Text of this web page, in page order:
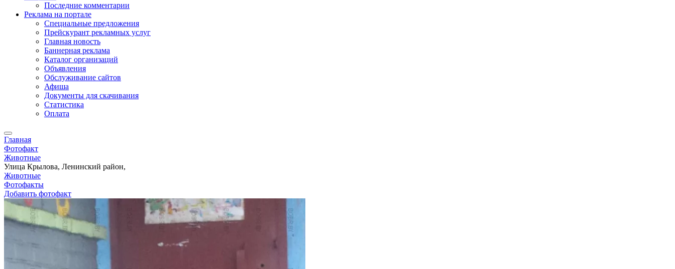
Последние комментарии
Реклама на портале
Специальные предложения
Прейскурант рекламных услуг
Главная новость
Баннерная реклама
Каталог организаций
Объявления
Обслуживание сайтов
Афиша
Документы для скачивания
Статистика
Оплата
Главная
Фотофакт
Животные
Улица Крылова, Ленинский район,
Животные
Фотофакты
Добавить фотофакт